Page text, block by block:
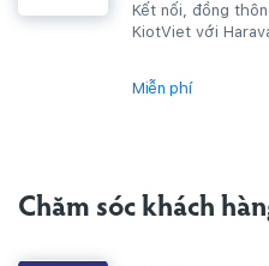
Kết nối, đồng
KiotViet với
Miễn phí
Chăm sóc khách